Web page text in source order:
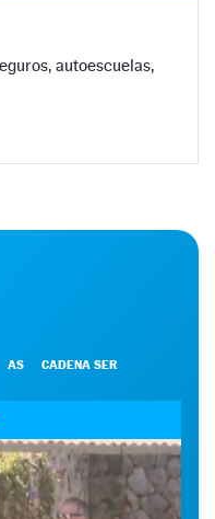
autoescuelas,
AS CADENA SER